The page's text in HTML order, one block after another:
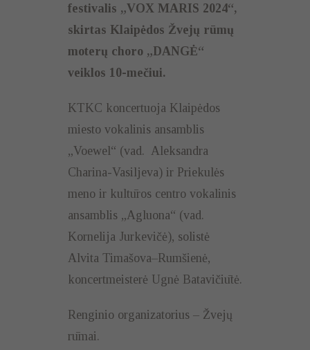
festivalis „VOX MARIS 2024“,
skirtas Klaipėdos Žvejų rūmų
moterų choro „DANGĖ“
veiklos 10-mečiui.
KTKC koncertuoja Klaipėdos
miesto vokalinis ansamblis
„Voewel“ (vad. Aleksandra
Charina-Vasiljeva) ir Priekulės
meno ir kultūros centro vokalinis
ansamblis „Agluona“ (vad.
Kornelija Jurkevičė), solistė
Alvita Timašova–Rumšienė,
koncertmeisterė Ugnė Batavičiūtė.
Renginio organizatorius – Žvejų
rūmai.